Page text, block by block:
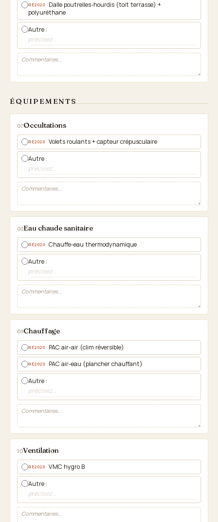
RE2020
Dalle poutrelles-hourdis (toit terrasse) +
polyuréthane
Autre :
ÉQUIPEMENTS
07Occultations
RE2020 Volets roulants + capteur crépusculaire
Autre :
08Eau chaude sanitaire
RE2020 Chauffe-eau thermodynamique
Autre :
09Chauffage
RE2020 PAC air-air (clim réversible)
RE2020 PAC air-eau (plancher chauffant)
Autre :
10Ventilation
RE2020 VMC hygro B
Autre :